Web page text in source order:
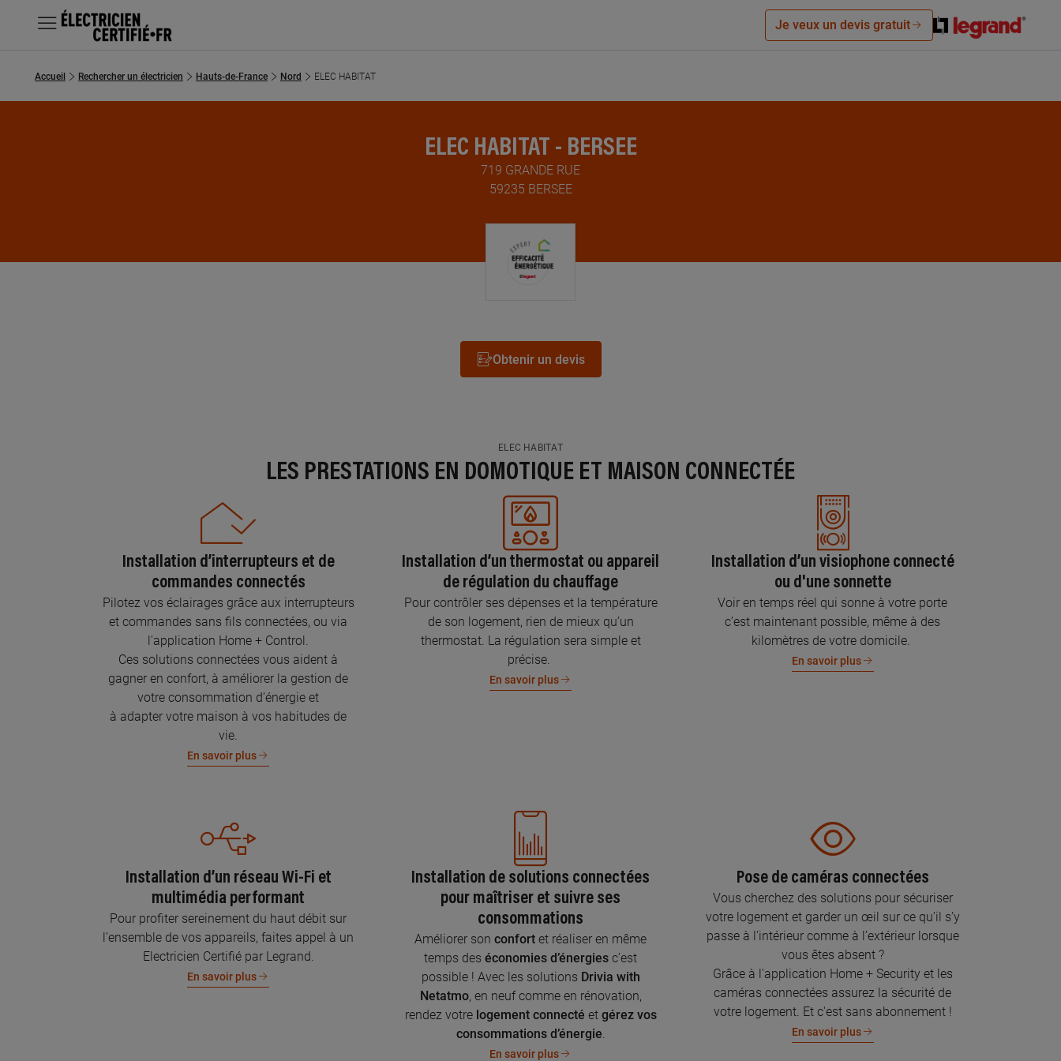
MENU
Chercher un électricien
Je veux un devis gratuit
Accueil Rechercher un électricien Hauts-de-France Nord ELEC HABITAT
ELEC HABITAT - BERSEE
719 GRANDE RUE
59235 BERSEE
Obtenir un devis
ELEC HABITAT
LES PRESTATIONS EN DOMOTIQUE ET MAISON CONNECTÉE
Installation d’interrupteurs et de
commandes connectés
Pilotez vos éclairages grâce aux interrupteurs
et commandes sans fils connectées, ou via
l'application Home + Control.
Ces solutions connectées vous aident à
gagner en confort, à améliorer la gestion de
votre consommation d’énergie et
à adapter votre maison à vos habitudes de
vie.
En savoir plus
Installation d’un thermostat ou appareil
de régulation du chauffage
Pour contrôler ses dépenses et la température
de son logement, rien de mieux qu’un
thermostat. La régulation sera simple et
précise.
En savoir plus
Installation d’un visiophone connecté
ou d'une sonnette
Voir en temps réel qui sonne à votre porte
c’est maintenant possible, même à des
kilomètres de votre domicile.
En savoir plus
Installation d’un réseau Wi-Fi et
multimédia performant
Pour profiter sereinement du haut débit sur
l’ensemble de vos appareils, faites appel à un
Electricien Certifié par Legrand.
En savoir plus
Installation de solutions connectées
pour maîtriser et suivre ses
consommations
Améliorer son confort et réaliser en même
temps des économies d’énergies c’est
possible ! Avec les solutions Drivia with
Netatmo, en neuf comme en rénovation,
rendez votre logement connecté et gérez vos
consommations d’énergie.
En savoir plus
Pose de caméras connectées
Vous cherchez des solutions pour sécuriser
votre logement et garder un œil sur ce qu’il s’y
passe à l’intérieur comme à l’extérieur lorsque
vous êtes absent ?
Grâce à l'application Home + Security et les
caméras connectées assurez la sécurité de
votre logement. Et c'est sans abonnement !
En savoir plus